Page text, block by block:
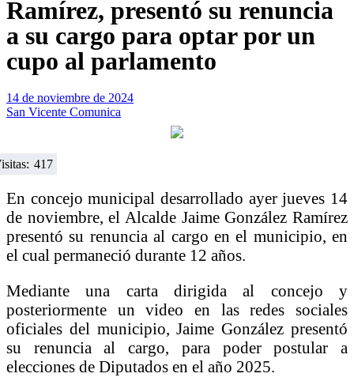
Ramírez, presentó su renuncia
a su cargo para optar por un
cupo al parlamento
14 de noviembre de 2024
San Vicente Comunica
417
En concejo municipal desarrollado ayer jueves 14
de noviembre, el Alcalde Jaime González Ramírez
presentó su renuncia al cargo en el municipio, en
el cual permaneció durante 12 años.
Mediante una carta dirigida al concejo y
posteriormente un video en las redes sociales
oficiales del municipio, Jaime González presentó
su renuncia al cargo, para poder postular a
elecciones de Diputados en el año 2025.